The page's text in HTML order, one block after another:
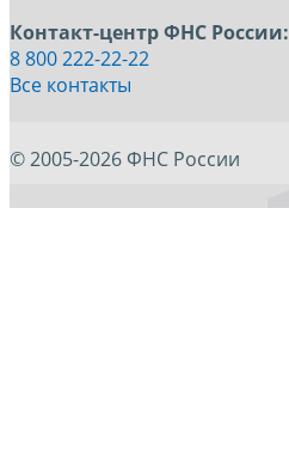
Контакт-центр ФНС России:
8 800 222-22-22
Все контакты
© 2005-2026 ФНС России